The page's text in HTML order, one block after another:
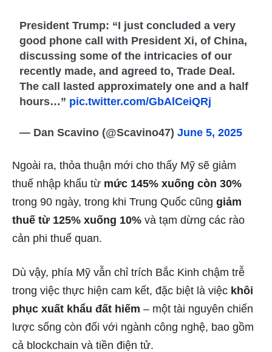
President Trump: “I just concluded a very
good phone call with President Xi, of China,
discussing some of the intricacies of our
recently made, and agreed to, Trade Deal.
The call lasted approximately one and a half
hours…” pic.twitter.com/GbAlCeiQRj
— Dan Scavino (@Scavino47)June 5, 2025
Ngoài ra, thỏa thuận mới cho thấy Mỹ sẽ giảm
thuế nhập khẩu từ mức 145% xuống còn 30%
trong 90 ngày, trong khi Trung Quốc cũng giảm
thuế từ 125% xuống 10% và tạm dừng các rào
cản phi thuế quan.
Dù vậy, phía Mỹ vẫn chỉ trích Bắc Kinh chậm trễ
trong việc thực hiện cam kết, đặc biệt là việc khôi
phục xuất khẩu đất hiếm – một tài nguyên chiến
lược sống còn đối với ngành công nghệ, bao gồm
cả blockchain và tiền điện tử.